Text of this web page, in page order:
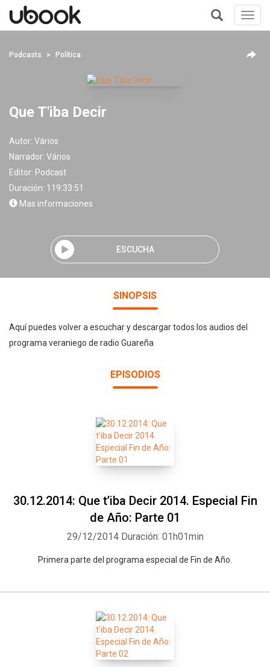
+
Podcasts Política
Que T'iba Decir
Autor: Vários
Narrador: Vários
Editor: Podcast
Duración: 119:33:51
Mas informaciones
ESCUCHA
SINOPSIS
Aquí puedes volver a escuchar y descargar todos los audios del
programa veraniego de radio Guareña
EPISODIOS
30.12.2014: Que t’iba Decir 2014. Especial Fin
de Año: Parte 01
29/12/2014 Duración: 01h01min
Primera parte del programa especial de Fin de Año.